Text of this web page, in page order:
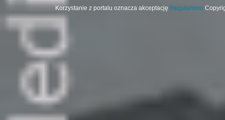
Korzystanie z portalu oznacza akceptację Regulaminu